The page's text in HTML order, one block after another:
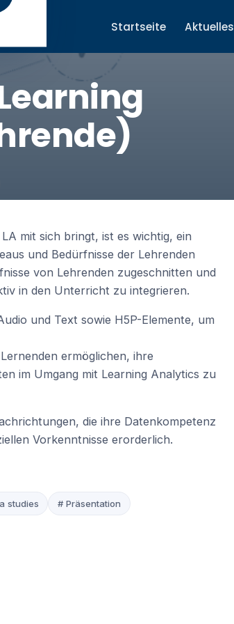
Startseite Aktuelles
mit sich bringt, ist es wichtig, ein
und Bedürfnisse der Lehrenden
von Lehrenden zugeschnitten und
in den Unterricht zu integrieren.
und Text sowie H5P-Elemente, um
ermöglichen, ihre
im Umgang mit Learning Analytics zu
die ihre Datenkompetenz
Vorkenntnisse erorderlich.
studies # Präsentation